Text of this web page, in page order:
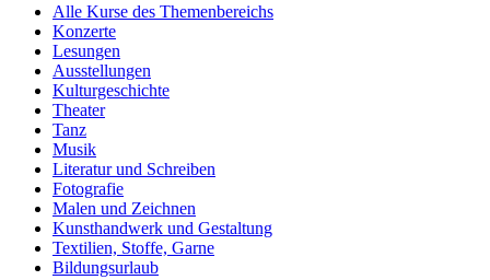
Alle Kurse des Themenbereichs
Konzerte
Lesungen
Ausstellungen
Kulturgeschichte
Theater
Tanz
Musik
Literatur und Schreiben
Fotografie
Malen und Zeichnen
Kunsthandwerk und Gestaltung
Textilien, Stoffe, Garne
Bildungsurlaub